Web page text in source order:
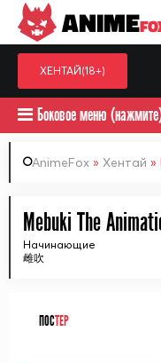
Выберите
ANIME
ХЕНТАЙ(18+)
Боковое меню
AnimeFox » Хентай »
Mebuki The
Начинающие
雌吹
ПОСТЕР